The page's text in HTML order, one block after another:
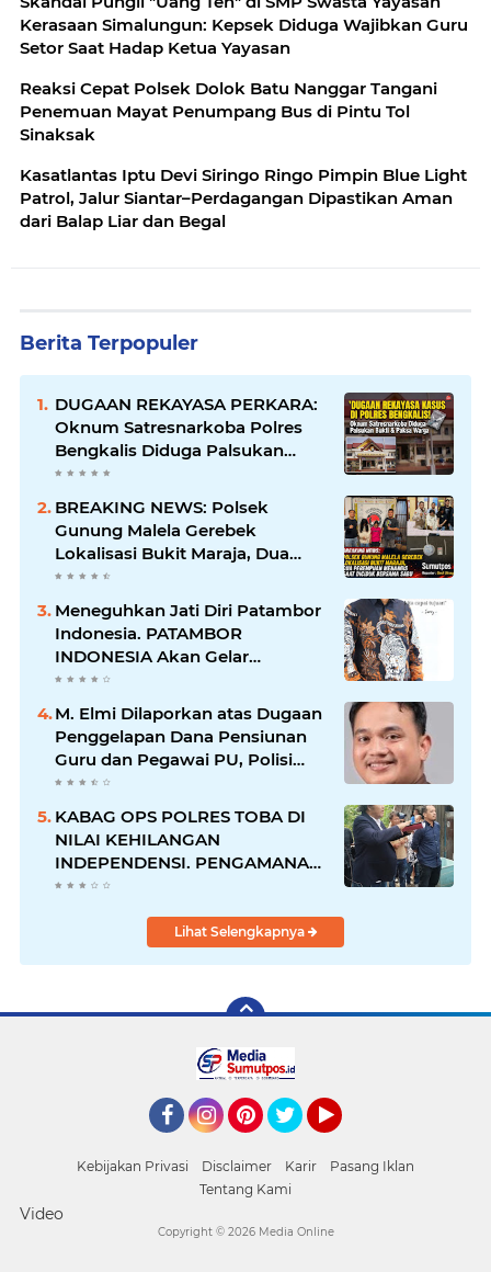
Kerasaan Simalungun: Kepsek Diduga Wajibkan Guru
Setor Saat Hadap Ketua Yayasan
Reaksi Cepat Polsek Dolok Batu Nanggar Tangani
Penemuan Mayat Penumpang Bus di Pintu Tol
Sinaksak
Kasatlantas Iptu Devi Siringo Ringo Pimpin Blue Light
Patrol, Jalur Siantar–Perdagangan Dipastikan Aman
dari Balap Liar dan Begal
Berita Terpopuler
DUGAAN REKAYASA PERKARA:
Oknum Satresnarkoba Polres
Bengkalis Diduga Palsukan
Barang Bukti Hingga Paksa
BREAKING NEWS: Polsek
Gunung Malela Gerebek
Lokalisasi Bukit Maraja, Dua
Perempuan Menangis Saat
Meneguhkan Jati Diri Patambor
Indonesia. PATAMBOR
INDONESIA Akan Gelar
RAKERNAS II Di Jakarta.
M. Elmi Dilaporkan atas Dugaan
Penggelapan Dana Pensiunan
Guru dan Pegawai PU, Polisi
Pastikan Proses Hukum
KABAG OPS POLRES TOBA DI
NILAI KEHILANGAN
INDEPENDENSI. PENGAMANAN
PENEMBOKAN TANAH DI
Lihat Selengkapnya
Kebijakan Privasi Disclaimer Karir
Pasang Iklan
Tentang Kami
Video
Copyright © 2026 Media Online